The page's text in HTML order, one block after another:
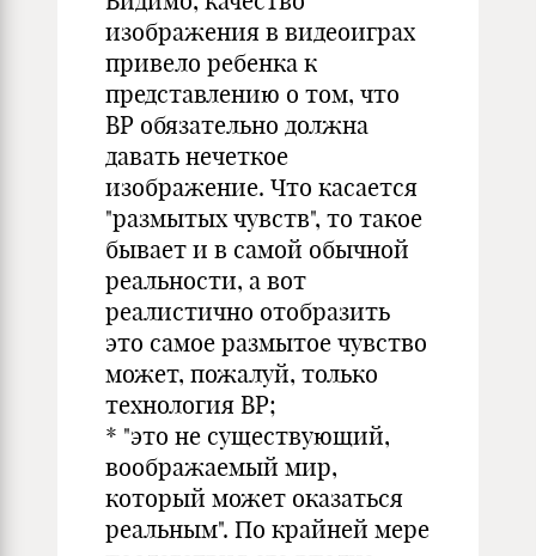
изображения в видеоиграх
привело ребенка к
представлению о том, что
ВР обязательно должна
давать нечеткое
изображение. Что касается
"размытых чувств", то такое
бывает и в самой обычной
реальности, а вот
реалистично отобразить
это самое размытое чувство
может, пожалуй, только
технология ВР;
* "это не существующий,
воображаемый мир,
который может оказаться
реальным". По крайней мере